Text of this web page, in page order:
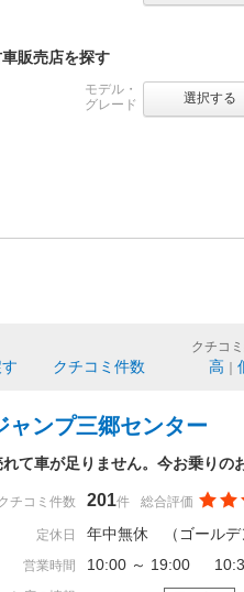
販売店を探す
モデル・
グレード
選択する
クチコミ件数
クチコ
高
ャンプ三郷センター
れて車が足りません。今お乗りの
クチコミ件数 201件 総合評価
定休日 年中無休 （ゴールデ
営業時間 10:00 ～ 19:00